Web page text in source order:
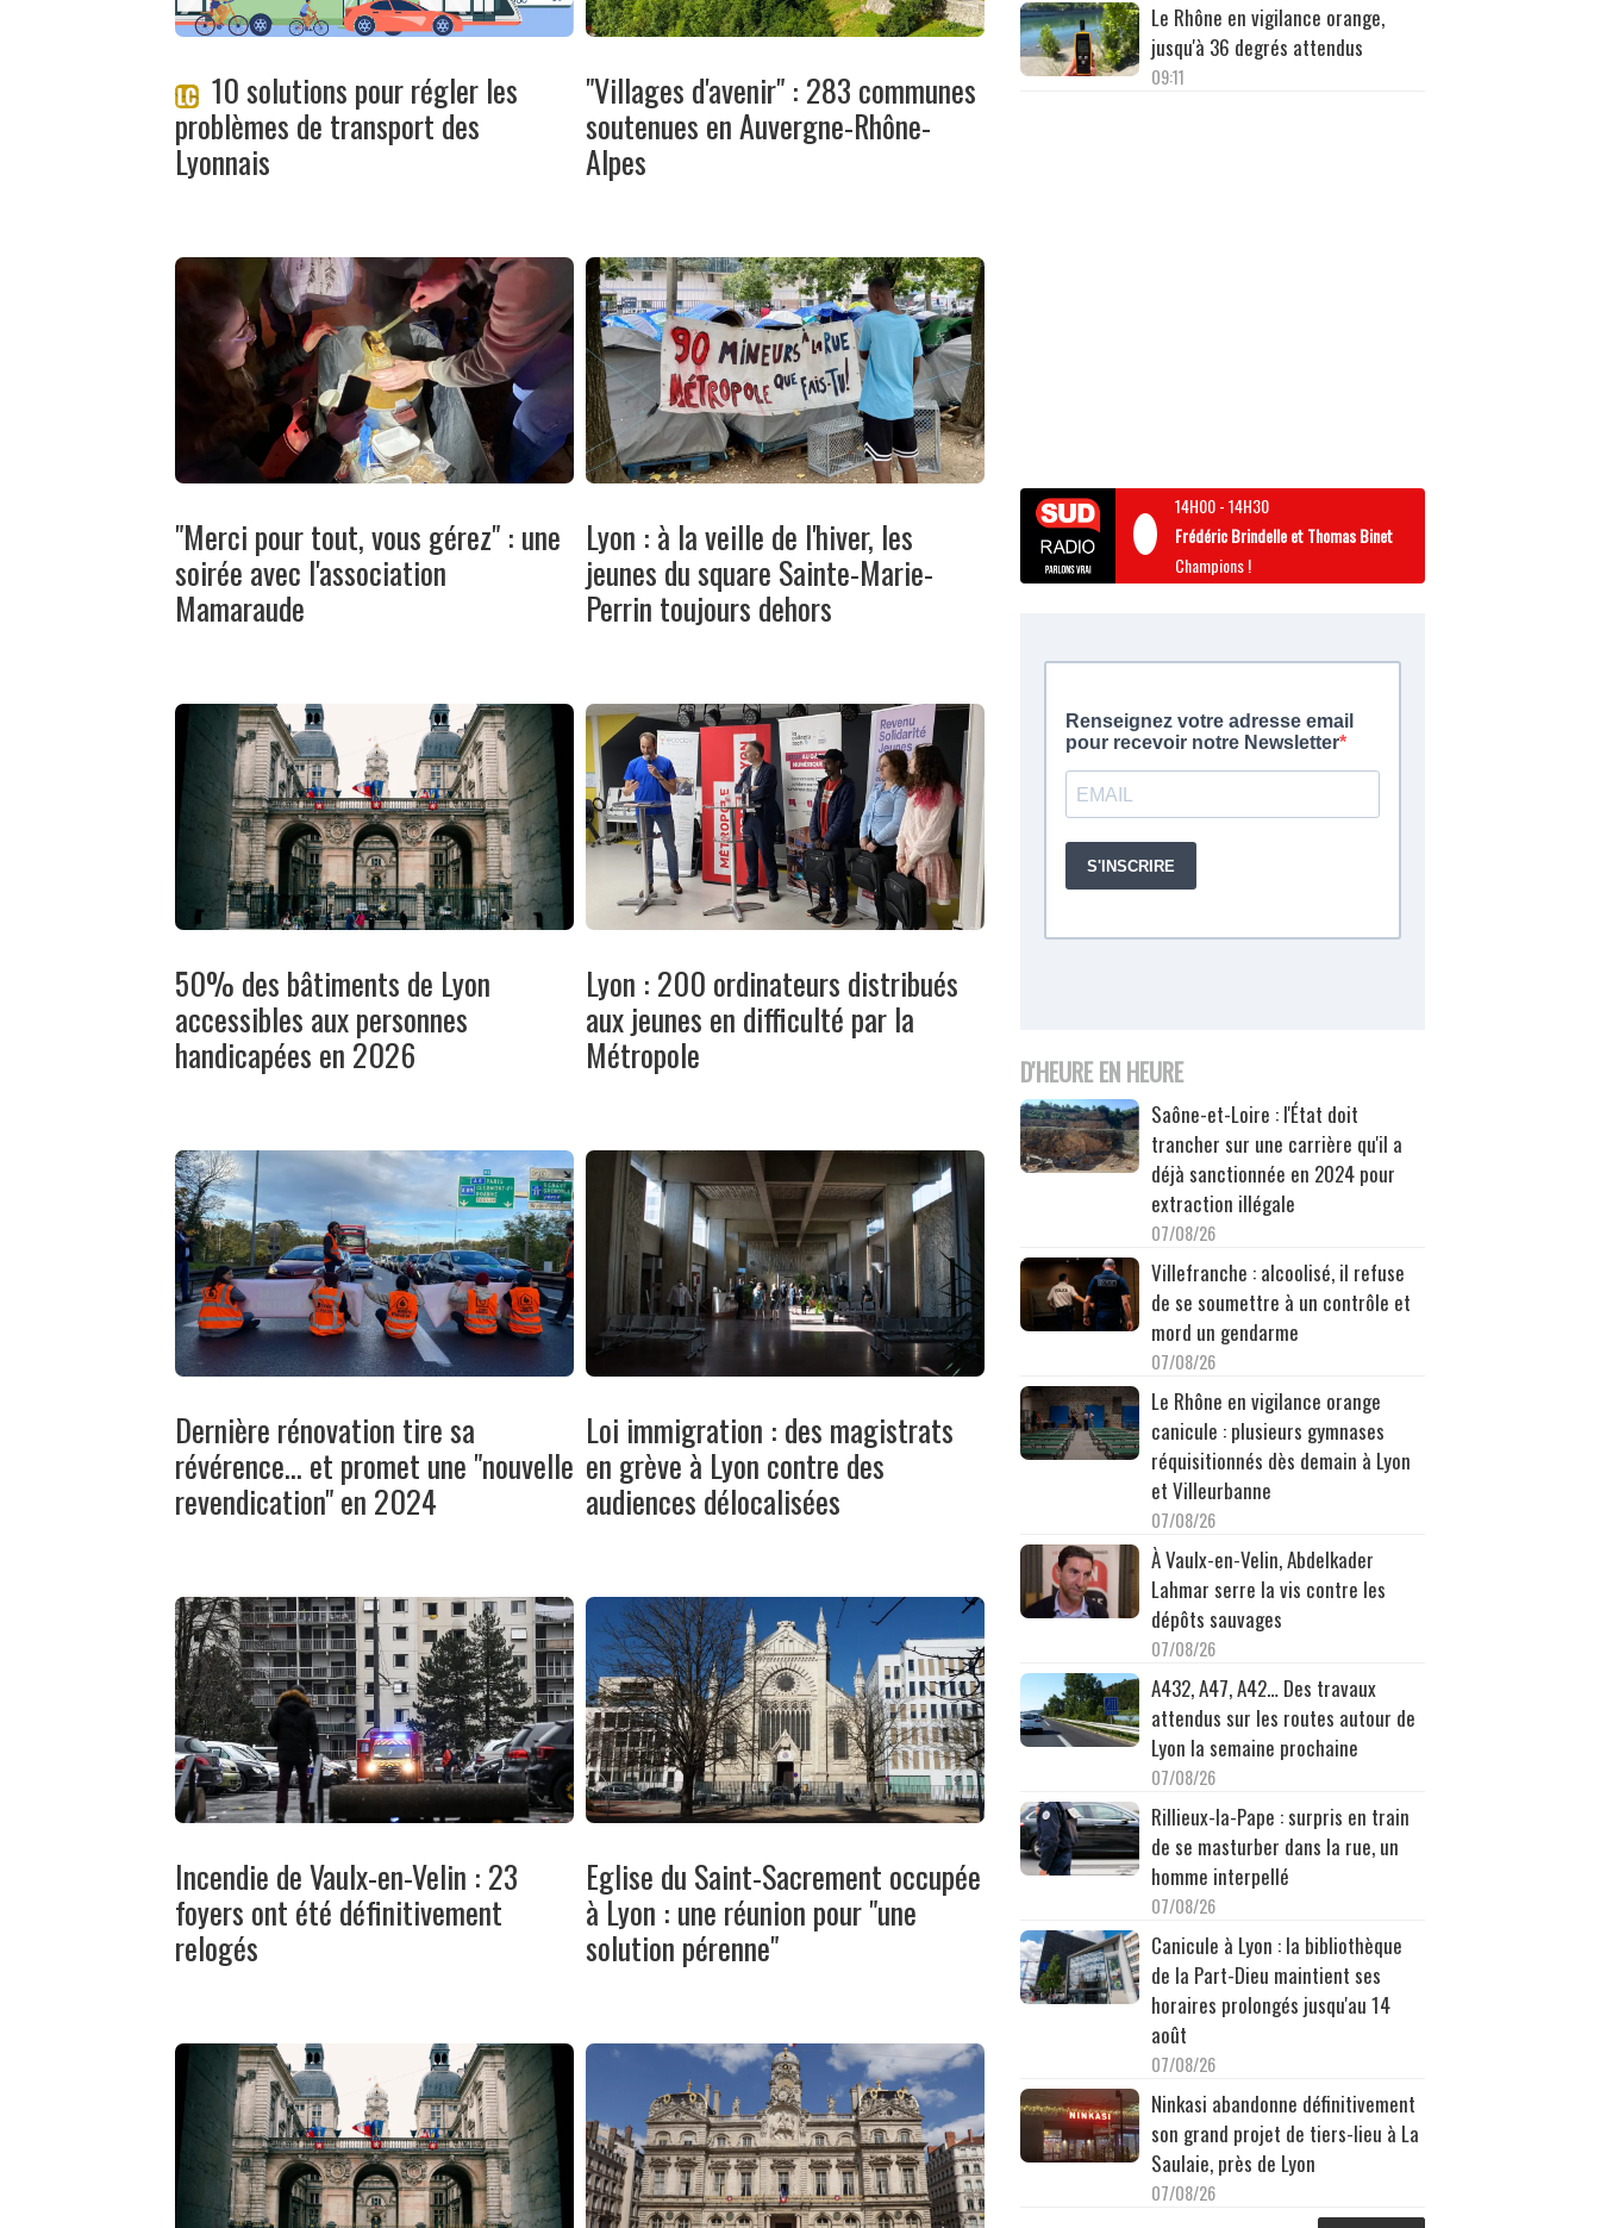
10 solutions pour régler les
problèmes de transport des
Lyonnais
"Villages d'avenir" : 283 communes
soutenues en Auvergne-Rhône-
Alpes
"Merci pour tout, vous gérez" : une
soirée avec l'association
Mamaraude
Lyon : à la veille de l'hiver, les
jeunes du square Sainte-Marie-
Perrin toujours dehors
50% des bâtiments de Lyon
accessibles aux personnes
handicapées en 2026
Lyon : 200 ordinateurs distribués
aux jeunes en difficulté par la
Métropole
Dernière rénovation tire sa
révérence... et promet une "nouvelle
revendication" en 2024
Loi immigration : des magistrats
en grève à Lyon contre des
audiences délocalisées
Incendie de Vaulx-en-Velin : 23
foyers ont été définitivement
relogés
Eglise du Saint-Sacrement occupée
à Lyon : une réunion pour "une
solution pérenne"
Le Rhône en vigilance orange,
jusqu'à 36 degrés attendus
09:11
14H00-14H30
Frédéric Brindelle et Thomas Binet
Champions !
D'HEURE EN HEURE
Saône-et-Loire : l'État doit
trancher sur une carrière qu'il a
déjà sanctionnée en 2024 pour
extraction illégale
07/08/26
Villefranche : alcoolisé, il refuse
de se soumettre à un contrôle et
mord un gendarme
07/08/26
Le Rhône en vigilance orange
canicule : plusieurs gymnases
réquisitionnés dès demain à Lyon
et Villeurbanne
07/08/26
À Vaulx-en-Velin, Abdelkader
Lahmar serre la vis contre les
dépôts sauvages
07/08/26
A432, A47, A42… Des travaux
attendus sur les routes autour de
Lyon la semaine prochaine
07/08/26
Rillieux-la-Pape : surpris en train
de se masturber dans la rue, un
homme interpellé
07/08/26
Canicule à Lyon : la bibliothèque
de la Part-Dieu maintient ses
horaires prolongés jusqu'au 14
août
07/08/26
Ninkasi abandonne définitivement
son grand projet de tiers-lieu à La
Saulaie, près de Lyon
07/08/26